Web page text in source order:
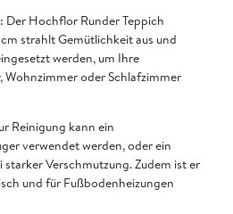
Der Hochflor Runder Teppich
strahlt Gemütlichkeit aus und
werden, um Ihre
Wohnzimmer oder Schlafzimmer
Reinigung kann ein
verwendet werden, oder ein
Verschmutzung. Zudem ist er
und für Fußbodenheizungen